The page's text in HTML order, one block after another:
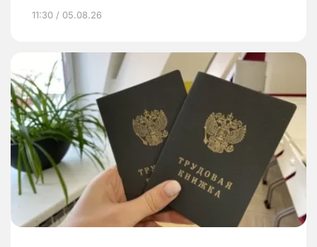
11:30 / 05.08.26